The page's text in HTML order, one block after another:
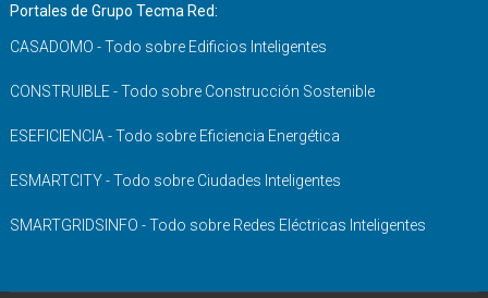
Portales de Grupo Tecma Red:
CASADOMO - Todo sobre Edificios Inteligentes
CONSTRUIBLE - Todo sobre Construcción Sostenible
ESEFICIENCIA - Todo sobre Eficiencia Energética
ESMARTCITY - Todo sobre Ciudades Inteligentes
SMARTGRIDSINFO - Todo sobre Redes Eléctricas Inteligentes